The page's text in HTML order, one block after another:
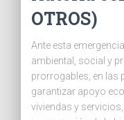
OTROS)
Ante esta
ambiental, social y
prorrogables, en las
garantizar apoyo
viviendas y